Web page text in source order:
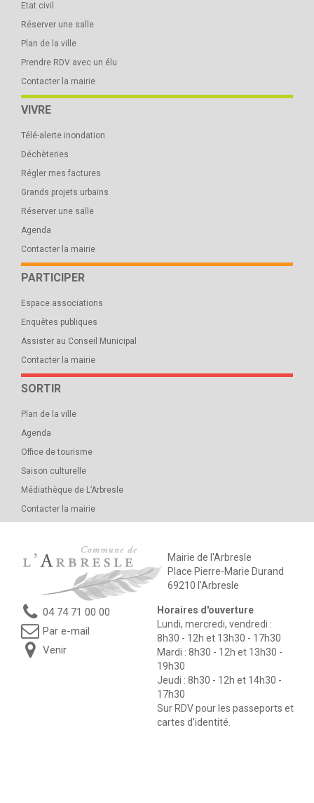
Etat civil
Réserver une salle
Plan de la ville
Prendre RDV avec un élu
Contacter la mairie
VIVRE
Télé-alerte inondation
Déchèteries
Régler mes factures
Grands projets urbains
Réserver une salle
Agenda
Contacter la mairie
PARTICIPER
Espace associations
Enquêtes publiques
Assister au Conseil Municipal
Contacter la mairie
SORTIR
Plan de la ville
Agenda
Office de tourisme
Saison culturelle
Médiathèque de L’Arbresle
Contacter la mairie
Mairie de l'Arbresle
Place Pierre-Marie Durand
69210 l'Arbresle
04 74 71 00 00
Par e-mail
Venir
Horaires d'ouverture
Lundi, mercredi, vendredi :
8h30 - 12h et 13h30 - 17h30
Mardi : 8h30 - 12h et 13h30 -
19h30
Jeudi : 8h30 - 12h et 14h30 -
17h30
Sur RDV pour les passeports et
cartes d’identité.